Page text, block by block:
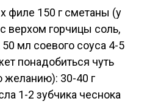
филе 150 г сметаны (у
верхом горчицы соль,
мл соевого соуса 4-5
понадобиться чуть
желанию): 30-40 г
1-2 зубчика чеснока